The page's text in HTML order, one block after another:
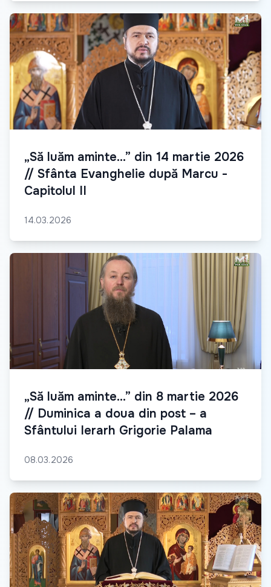
„Să luăm aminte...” din 14 martie 2026
// Sfânta Evanghelie după Marcu -
Capitolul II
14.03.2026
„Să luăm aminte...” din 8 martie 2026
// Duminica a doua din post – a
Sfântului Ierarh Grigorie Palama
08.03.2026